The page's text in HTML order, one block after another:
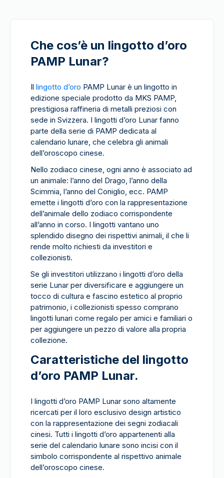
Che cos’è un lingotto d’oro
PAMP Lunar?
Il lingotto d’oro PAMP Lunar è un lingotto in
edizione speciale prodotto da MKS PAMP,
prestigiosa raffineria di metalli preziosi con
sede in Svizzera. I lingotti d’oro Lunar fanno
parte della serie di PAMP dedicata al
calendario lunare, che celebra gli animali
dell’oroscopo cinese.
Nello zodiaco cinese, ogni anno è associato ad
un animale: l’anno del Drago, l’anno della
Scimmia, l’anno del Coniglio, ecc. PAMP
emette i lingotti d’oro con la rappresentazione
dell’animale dello zodiaco corrispondente
all’anno in corso. I lingotti vantano uno
splendido disegno dei rispettivi animali, il che li
rende molto richiesti da investitori e
collezionisti.
Se gli investitori utilizzano i lingotti d’oro della
serie Lunar per diversificare e aggiungere un
tocco di cultura e fascino estetico al proprio
patrimonio, i collezionisti spesso comprano
lingotti lunari come regalo per amici e familiari o
per aggiungere un pezzo di valore alla propria
collezione.
Caratteristiche del lingotto
d’oro PAMP Lunar.
I lingotti d’oro PAMP Lunar sono altamente
ricercati per il loro esclusivo design artistico
con la rappresentazione dei segni zodiacali
cinesi. Tutti i lingotti d’oro appartenenti alla
serie del calendario lunare sono incisi con il
simbolo corrispondente al rispettivo animale
dell’oroscopo cinese.